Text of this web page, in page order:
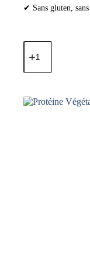
✔ Sans gluten,
quantité
de
Végétale
Caramel
Salé